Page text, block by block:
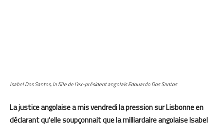
Isabel Dos Santos, la fille de l’ex-président angolais Edouardo Dos Santos
La justice angolaise a mis vendredi la pression sur Lisbonne en
déclarant qu’elle soupçonnait que la milliardaire angolaise Isabel